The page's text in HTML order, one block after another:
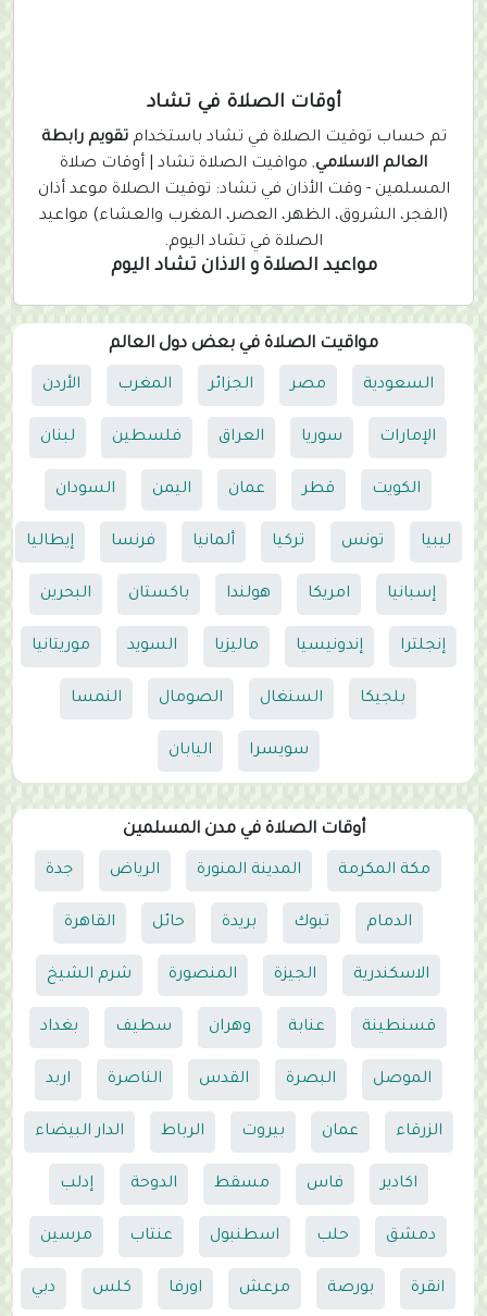
أوقات الصلاة في تشاد
تم حساب توقيت الصلاة في تشاد باستخدامتقويم رابطة
العالم الاسلامي, مواقيت الصلاة تشاد | أوقات صلاة
المسلمين - وقت الأذان في تشاد: توقيت الصلاة موعد أذان
(الفجر، الشروق، الظهر، العصر، المغرب والعشاء) مواعيد
الصلاة في تشاد اليوم.
مواعيد الصلاة و الاذان تشاد اليوم
مواقيت الصلاة في بعض دول العالم
السعودية مصر الجزائر المغرب الأردن
الإمارات سوريا العراق فلسطين لبنان
الكويت قطر عمان اليمن السودان
ليبيا تونس تركيا ألمانيا فرنسا إيطاليا
إسبانيا امريكا هولندا باكستان البحرين
إنجلترا إندونيسيا ماليزيا السويد موريتانيا
بلجيكا السنغال الصومال النمسا
سويسرا اليابان
أوقات الصلاة في مدن المسلمين
مكة المكرمة المدينة المنورة الرياض جدة
الدمام تبوك بريدة حائل القاهرة
الاسكندرية الجيزة المنصورة شرم الشيخ
قسنطينة عنابة وهران سطيف بغداد
الموصل البصرة القدس الناصرة اربد
الزرقاء عمان بيروت الرباط الدار البيضاء
اكادير فاس مسقط الدوحة إدلب
دمشق حلب اسطنبول عنتاب مرسين
انقرة بورصة مرعش اورفا كلس دبي